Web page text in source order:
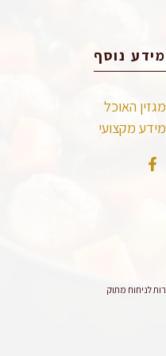
מידע נוסף
מגזין האוכל
מידע מקצועי